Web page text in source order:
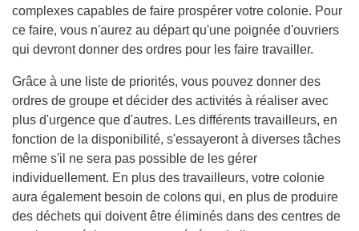
complexes capables de faire prospérer votre colonie. Pour
ce faire, vous n'aurez au départ qu'une poignée d'ouvriers
qui devront donner des ordres pour les faire travailler.
Grâce à une liste de priorités, vous pouvez donner des
ordres de groupe et décider des activités à réaliser avec
plus d'urgence que d'autres. Les différents travailleurs, en
fonction de la disponibilité, s'essayeront à diverses tâches
même s'il ne sera pas possible de les gérer
individuellement. En plus des travailleurs, votre colonie
aura également besoin de colons qui, en plus de produire
des déchets qui doivent être éliminés dans des centres de